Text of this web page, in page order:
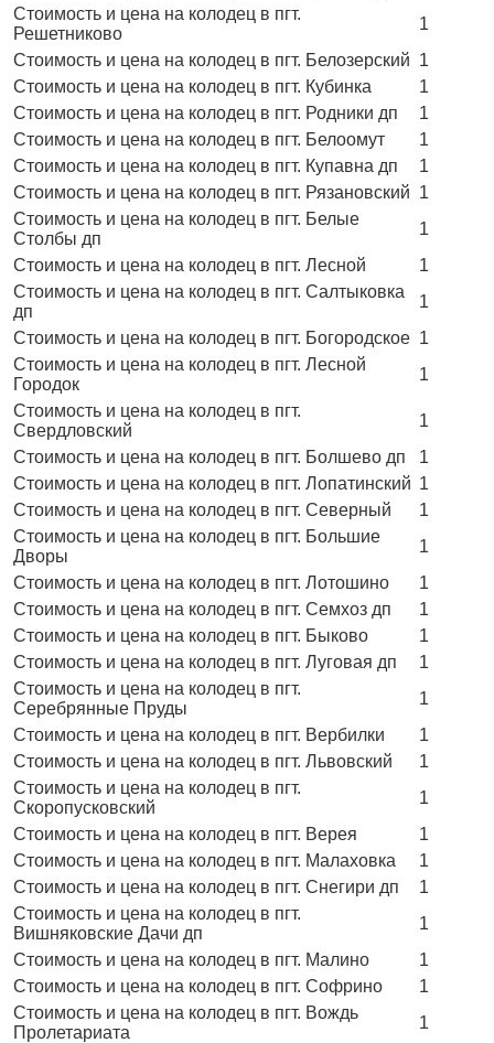
Стоимость и цена на колодец в пгт.
Решетниково
1
Стоимость и цена на колодец в пгт. Белозерский 1
Стоимость и цена на колодец в пгт. Кубинка
1
Стоимость и цена на колодец в пгт. Родники дп
1
Стоимость и цена на колодец в пгт. Белоомут
1
Стоимость и цена на колодец в пгт. Купавна дп
1
Стоимость и цена на колодец в пгт. Рязановский 1
Стоимость и цена на колодец в пгт. Белые
Столбы дп
1
Стоимость и цена на колодец в пгт. Лесной
1
Стоимость и цена на колодец в пгт. Салтыковка
дп
1
Стоимость и цена на колодец в пгт. Богородское 1
Стоимость и цена на колодец в пгт. Лесной
Городок
1
Стоимость и цена на колодец в пгт.
Свердловский
1
Стоимость и цена на колодец в пгт. Болшево дп
1
Стоимость и цена на колодец в пгт. Лопатинский 1
Стоимость и цена на колодец в пгт. Северный
1
Стоимость и цена на колодец в пгт. Большие
Дворы
1
Стоимость и цена на колодец в пгт. Лотошино
1
Стоимость и цена на колодец в пгт. Семхоз дп
1
Стоимость и цена на колодец в пгт. Быково
1
Стоимость и цена на колодец в пгт. Луговая дп
1
Стоимость и цена на колодец в пгт.
Серебрянные Пруды
1
Стоимость и цена на колодец в пгт. Вербилки
1
Стоимость и цена на колодец в пгт. Львовский
1
Стоимость и цена на колодец в пгт.
Скоропусковский
1
Стоимость и цена на колодец в пгт. Верея
1
Стоимость и цена на колодец в пгт. Малаховка
1
Стоимость и цена на колодец в пгт. Снегири дп
1
Стоимость и цена на колодец в пгт.
Вишняковские Дачи дп
1
Стоимость и цена на колодец в пгт. Малино
1
Стоимость и цена на колодец в пгт. Софрино
1
Стоимость и цена на колодец в пгт. Вождь
Пролетариата
1